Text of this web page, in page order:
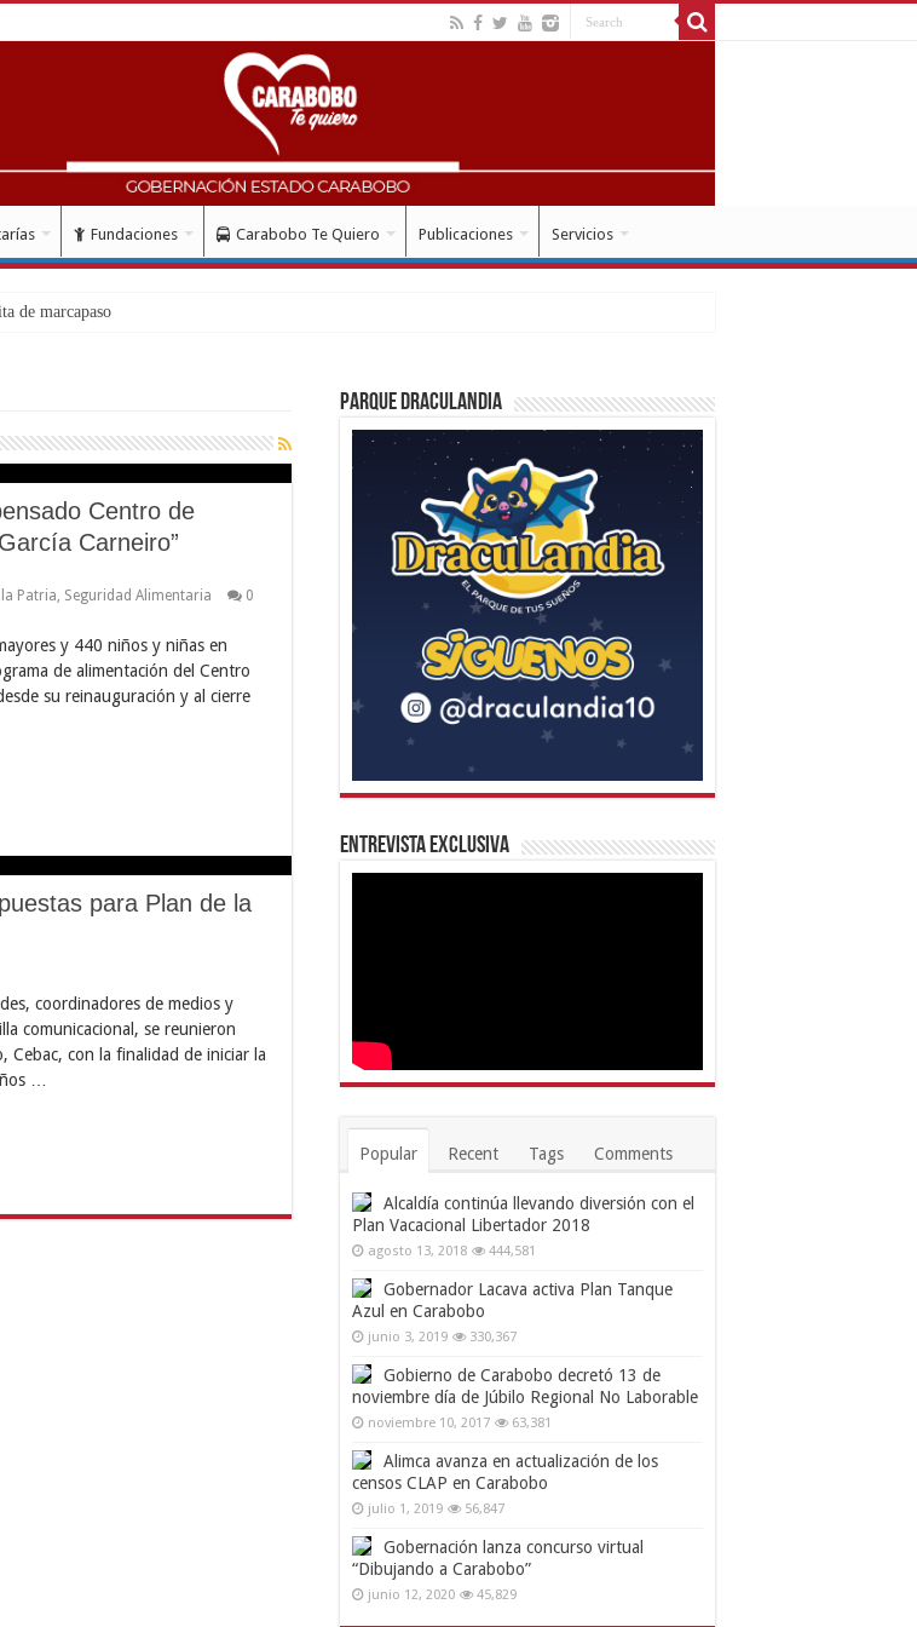
Fundaciones Carabobo Te Quiero Publicaciones Servicios
Centro de
Carneiro”
Patria Seguridad Alimentaria
0
y 440 niños y niñas en
de alimentación del Centro
su reinauguración y al cierre
para Plan de la
coordinadores de medios y
comunicacional, se reunieron
Cebac, con la finalidad de iniciar la
…
Parque Draculandia
Entrevista Exclusiva
Popular Recent Tags Comments
Alcaldía continúa llevando diversión con el
Plan Vacacional Libertador 2018
agosto 13, 2018 444,581
Gobernador Lacava activa Plan Tanque
Azul en Carabobo
junio 3, 2019 330,367
Gobierno de Carabobo decretó 13 de
noviembre día de Júbilo Regional No Laborable
noviembre 10, 2017 63,381
Alimca avanza en actualización de los
censos CLAP en Carabobo
julio 1, 2019 56,847
Gobernación lanza concurso virtual
“Dibujando a Carabobo”
junio 12, 2020 45,829